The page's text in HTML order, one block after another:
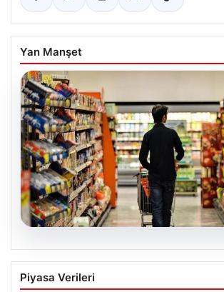
Yan Manşet
05.08.2026
Nisan Ayı Enflasyon
Zaman Açıklanacak?
Piyasa Verileri